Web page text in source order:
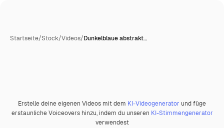
Startseite/Stock/Videos/Dunkelblaue abstrakt…
Premium
Erstelle deine eigenen Videos mit dem KI-Videogenerator und füge
erstaunliche Voiceovers hinzu, indem du unseren KI-Stimmengenerator
verwendest